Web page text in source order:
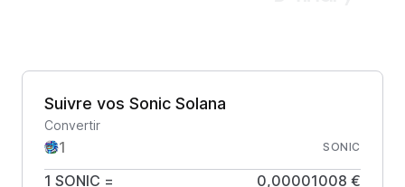
Suivre vos Sonic Solana
Convertir
SONIC
1 SONIC = 0,00001008 €